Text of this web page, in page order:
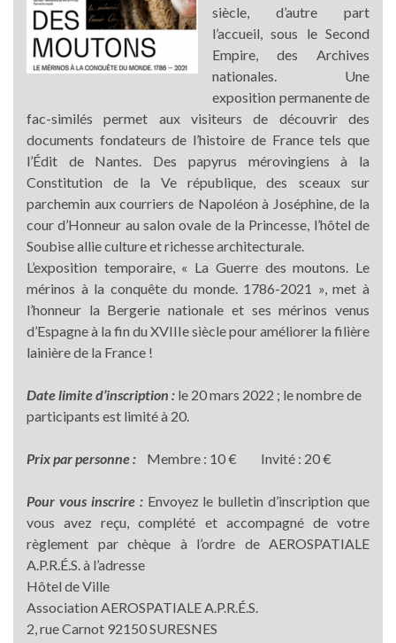
siècle, d’autre part
l’accueil, sous le Second
Empire, des Archives
nationales. Une
exposition permanente de
fac-similés permet aux visiteurs de découvrir des
documents fondateurs de l’histoire de France tels que
l’Édit de Nantes. Des papyrus mérovingiens à la
Constitution de la Ve république, des sceaux sur
parchemin aux courriers de Napoléon à Joséphine, de la
cour d’Honneur au salon ovale de la Princesse, l’hôtel de
Soubise allie culture et richesse architecturale.
L’exposition temporaire, « La Guerre des moutons. Le
mérinos à la conquête du monde. 1786-2021 », met à
l’honneur la Bergerie nationale et ses mérinos venus
d’Espagne à la fin du XVIIIe siècle pour améliorer la filière
lainière de la France !
Date limite d’inscription : le 20 mars 2022 ; le nombre de
participants est limité à 20.
Prix par personne : Membre : 10 € Invité : 20 €
Pour vous inscrire :Envoyez le bulletin d’inscription que
vous avez reçu, complété et accompagné de votre
règlement par chèque à l’ordre de AEROSPATIALE
A.P.R.É.S. à l’adresse
Hôtel de Ville
Association AEROSPATIALE A.P.R.É.S.
2, rue Carnot 92150 SURESNES